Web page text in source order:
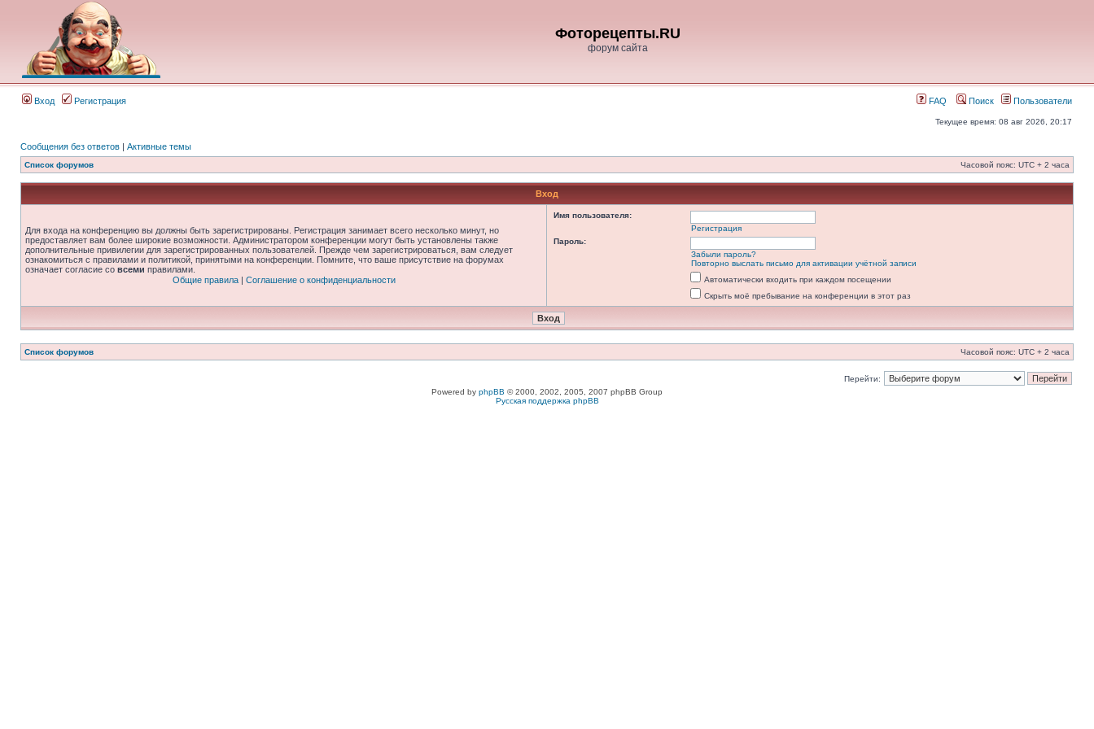
Фоторецепты.RU
форум сайта
Вход Регистрация FAQ Поиск Пользователи
Текущее время: 08 авг 2026, 20:17
Сообщения без ответов | Активные темы
Список форумов Часовой пояс: UTC + 2 часа
Вход
Для входа на конференцию вы должны быть зарегистрированы. Регистрация занимает всего несколько минут, но
предоставляет вам более широкие возможности. Администратором конференции могут быть установлены также
дополнительные привилегии для зарегистрированных пользователей. Прежде чем зарегистрироваться, вам следует
ознакомиться с правилами и политикой, принятыми на конференции. Помните, что ваше присутствие на форумах
означает согласие со всеми правилами.
Общие правила| Соглашение о конфиденциальности
Имя пользователя:
Регистрация
Пароль:
Забыли пароль?
Повторно выслать письмо для активации учётной записи
Автоматически входить при каждом посещении
Скрыть моё пребывание на конференции в этот раз
Список форумов Часовой пояс: UTC + 2 часа
Перейти:
Powered by phpBB © 2000, 2002, 2005, 2007 phpBB Group
Русская поддержка phpBB